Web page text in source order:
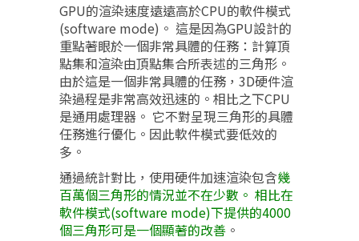
GPU的渲染速度遠遠高於CPU的軟件模式
(software mode)。 這是因為GPU設計的
重點著眼於一個非常具體的任務：計算頂
點集和渲染由頂點集合所表述的三角形。
由於這是一個非常具體的任務，3D硬件渲
染過程是非常高效迅速的。相比之下CPU
是通用處理器。 它不對呈現三角形的具體
任務進行優化。因此軟件模式要低效的
多。
通過統計對比，使用硬件加速渲染包含幾
百萬個三角形的情況並不在少數。 相比在
軟件模式(software mode)下提供的4000
個三角形可是一個顯著的改善 。